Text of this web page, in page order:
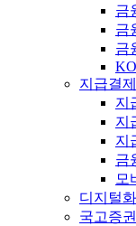
금
금
금
지급결제
지
지
지
금
모
디지털화
국고증권